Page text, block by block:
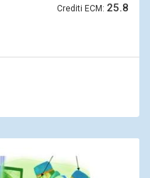
Crediti ECM: 25.8